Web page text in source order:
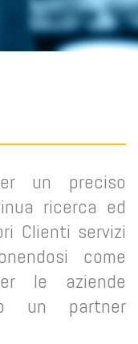
un preciso
ricerca ed
Clienti servizi
come
le aziende
un partner